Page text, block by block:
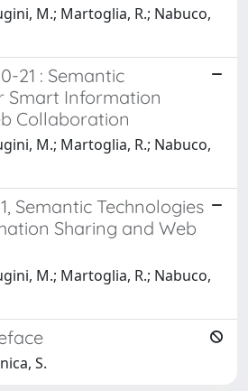
M.; Martoglia, R.; Nabuco,
21 : Semantic
Smart Information
Collaboration
M.; Martoglia, R.; Nabuco,
Semantic Technologies
Sharing and Web
M.; Martoglia, R.; Nabuco,
S.